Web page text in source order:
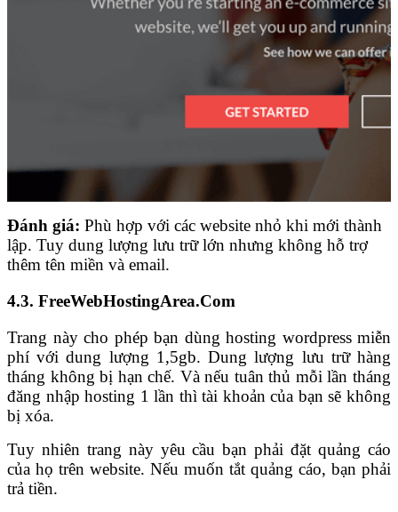
Đánh giá: Phù hợp với các website nhỏ khi mới thành
lập. Tuy dung lượng lưu trữ lớn nhưng không hỗ trợ
thêm tên miền và email.
4.3. FreeWebHostingArea.Com
Trang này cho phép bạn dùng hosting wordpress miễn
phí với dung lượng 1,5gb. Dung lượng lưu trữ hàng
tháng không bị hạn chế. Và nếu tuân thủ mỗi lần tháng
đăng nhập hosting 1 lần thì tài khoản của bạn sẽ không
bị xóa.
Tuy nhiên trang này yêu cầu bạn phải đặt quảng cáo
của họ trên website. Nếu muốn tắt quảng cáo, bạn phải
trả tiền.